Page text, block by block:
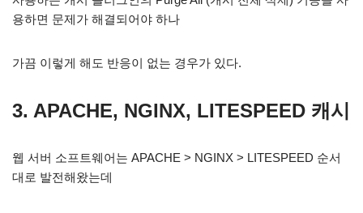
용하면 문제가 해결되어야 하나
가끔 이렇게 해도 반응이 없는 경우가 있다.
3. APACHE, NGINX, LITESPEED 캐시
웹 서버 소프트웨어는 APACHE > NGINX > LITESPEED 순서
대로 발전해왔는데